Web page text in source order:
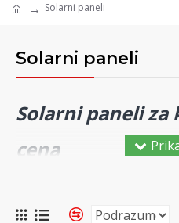
Solarni paneli
Solarni paneli
Solarni paneli za
cena